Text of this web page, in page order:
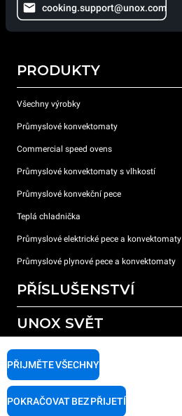
cooking.support@unox.com
PRODUKTY
Všechny výrobky
Průmyslové konvektomaty
Commercial speed ovens
Průmyslové konvektomaty s vlhkostí
Průmyslové konvekční pece
Teplá chladnička
Průmyslové elektrické pece a konvektomaty
Průmyslové plynové pece a konvektomaty
PŘÍSLUŠENSTVÍ
Všechna příslušenství
Čisticí prostředky pro ruční mytí
Úprava vody pryskyřičnými filtry
Úprava vody reverzní osmózou
UNOX SVĚT
Naše pobočky po celém světě
PODPORA
PŘIJMĚTE VŠECHNY
POKRAČOVAT BEZ PŘIJETÍ